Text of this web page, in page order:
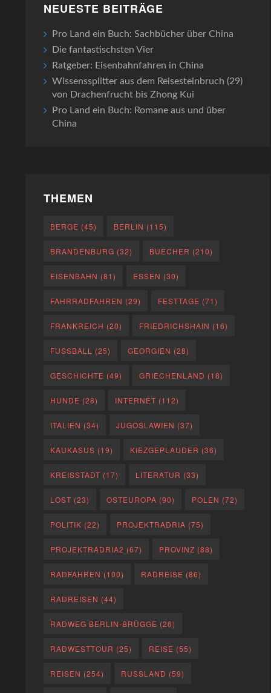
NEUESTE BEITRÄGE
Pro Land ein Buch: Sachbücher über China
Die fantastischsten Vier
Ratgeber: Eisenbahnfahren in China
Wissenssplitter aus dem Reisesteinbruch (29)
von Drachenfrucht bis Zhong Kui
Pro Land ein Buch: Romane aus und über
China
THEMEN
BERGE (45) BERLIN (115)
BRANDENBURG (32) BUECHER (210)
EISENBAHN (81) ESSEN (30)
FAHRRADFAHREN (29) FESTTAGE (71)
FRANKREICH (20) FRIEDRICHSHAIN (16)
FUSSBALL (25) GEORGIEN (28)
GESCHICHTE (49) GRIECHENLAND (18)
HUNDE (28) INTERNET (112)
ITALIEN (34) JUGOSLAWIEN (37)
KAUKASUS (19) KIEZGEPLAUDER (36)
KREISSTADT (17) LITERATUR (33)
LOST (23) OSTEUROPA (90) POLEN (72)
POLITIK (22) PROJEKTRADRIA (75)
PROJEKTRADRIA2 (67) PROVINZ (88)
RADFAHREN (100) RADREISE (86)
RADREISEN (44)
RADWEG BERLIN-BRÜGGE (26)
RADWESTTOUR (25) REISE (55)
REISEN (254) RUSSLAND (59)